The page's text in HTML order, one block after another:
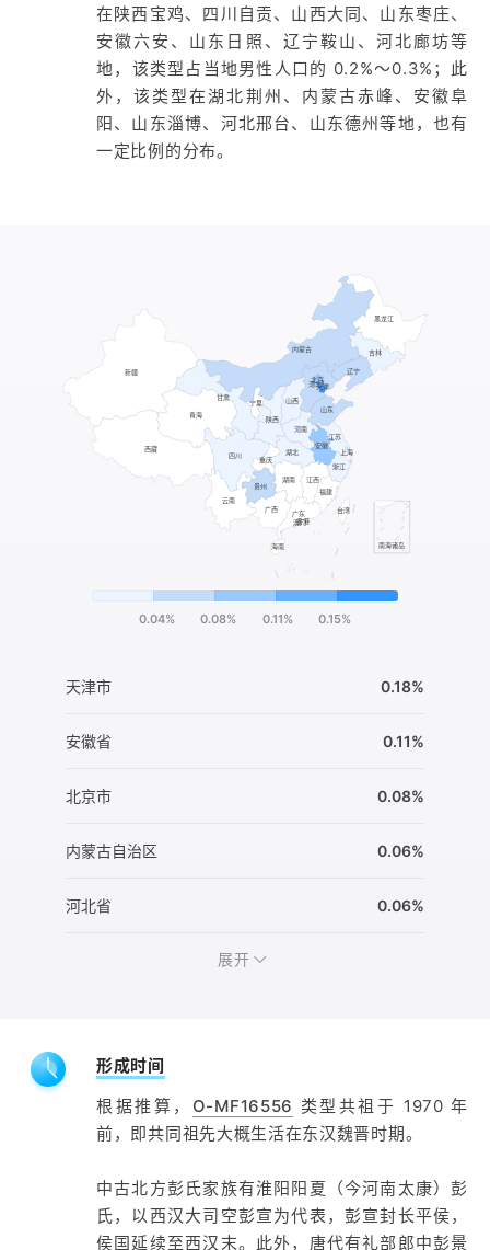
在陕西宝鸡、四川自贡、山西大同、山东枣庄、
安徽六安、山东日照、辽宁鞍山、河北廊坊等
地，该类型占当地男性人口的 0.2%～0.3%；此
外，该类型在湖北荆州、内蒙古赤峰、安徽阜
阳、山东淄博、河北邢台、山东德州等地，也有
一定比例的分布。
0.04% 0.08% 0.11% 0.15%
天津市 0.18%
安徽省 0.11%
北京市 0.08%
内蒙古自治区 0.06%
河北省 0.06%
展开
形成时间
根据推算， O-MF16556 类型共祖于 1970 年
前，即共同祖先大概生活在东汉魏晋时期。
中古北方彭氏家族有淮阳阳夏（今河南太康）彭
氏，以西汉大司空彭宣为代表，彭宣封长平侯，
侯国延续至西汉末。此外，唐代有礼部郎中彭景